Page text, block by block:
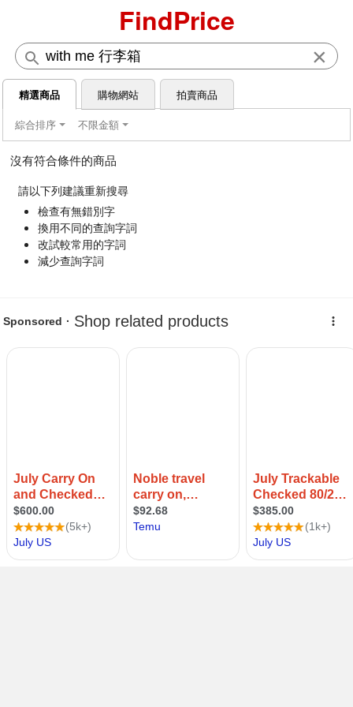
FindPrice
×
精選商品 購物網站
拍賣商品
綜合排序
不限金額
沒有符合條件的商品
請以下列建議重新搜尋
檢查有無錯別字
換用不同的查詢字詞
改試較常用的字詞
減少查詢字詞